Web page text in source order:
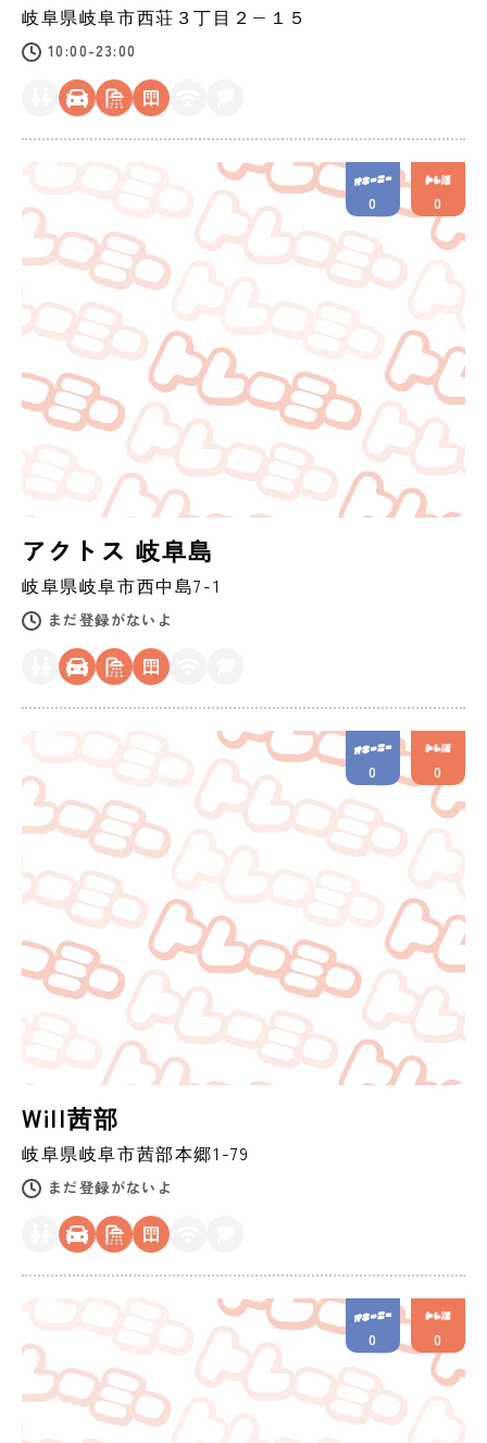
岐阜県岐阜市西荘３丁目２−１５
10:00-23:00
アクトス 岐阜島
岐阜県岐阜市西中島7-1
まだ登録がないよ
0 0
Will茜部
岐阜県岐阜市茜部本郷1-79
まだ登録がないよ
0 0
0 0